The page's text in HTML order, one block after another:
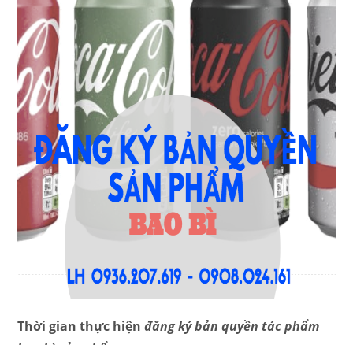
Thời gian thực hiệnđăng ký bản quyền tác phẩm